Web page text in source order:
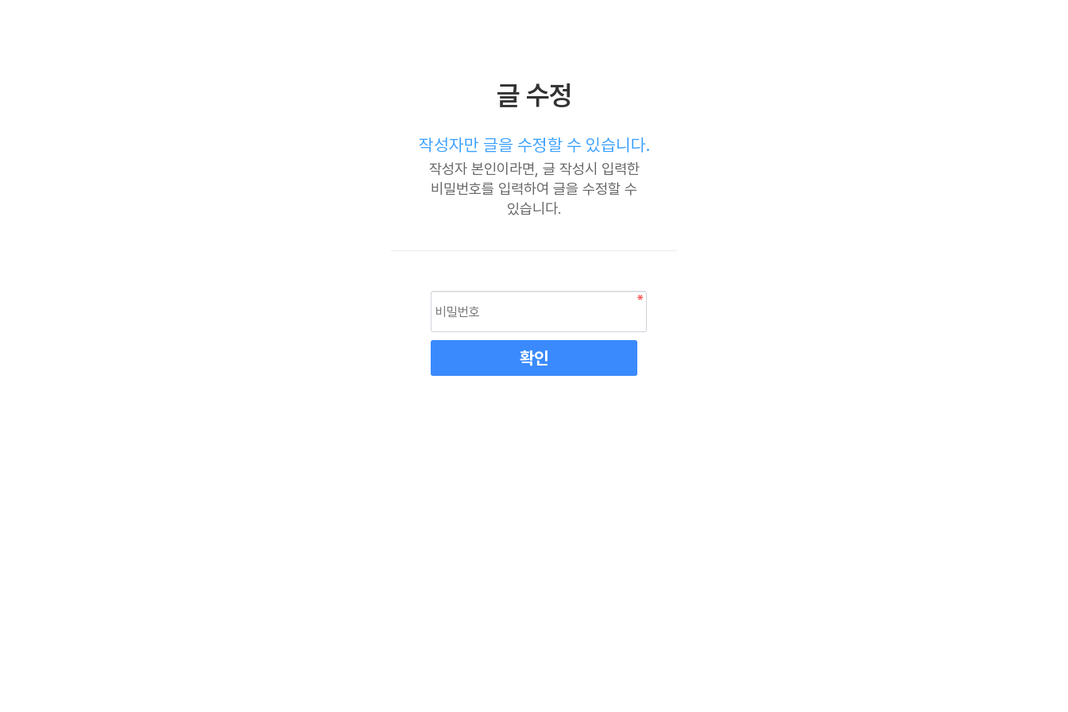
글 수정
작성자만 글을 수정할 수 있습니다.
작성자 본인이라면, 글 작성시 입력한
비밀번호를 입력하여 글을 수정할 수
있습니다.